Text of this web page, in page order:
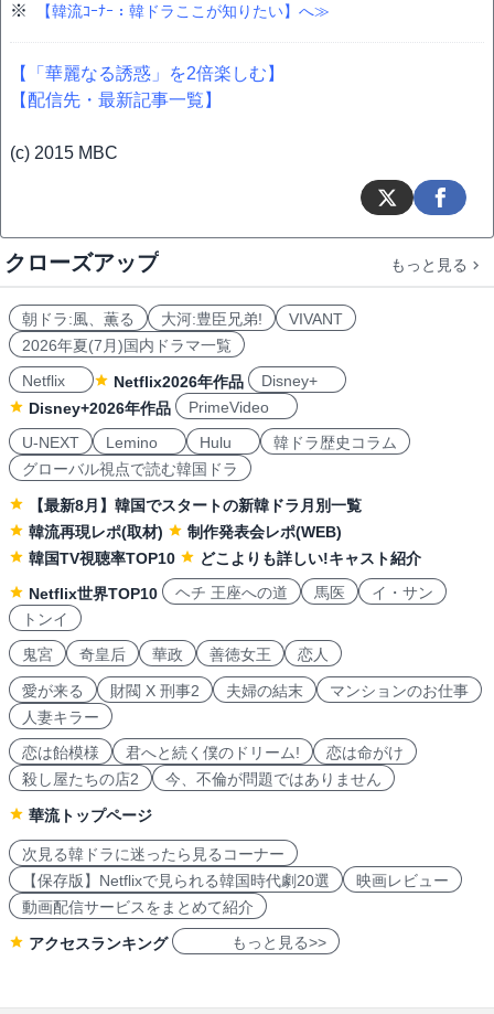
※ 【韓流ｺｰﾅｰ：韓ドラここが知りたい】へ≫
【「華麗なる誘惑」を2倍楽しむ】
【配信先・最新記事一覧】
(c) 2015 MBC
クローズアップ もっと見る
朝ドラ:風、薫る 大河:豊臣兄弟!
VIVANT
2026年夏(7月)国内ドラマ一覧
Netflix
Netflix2026年作品
Disney+
Disney+2026年作品
PrimeVideo
U-NEXT
Lemino Hulu
韓ドラ歴史コラム
グローバル視点で読む韓国ドラ
【最新8月】韓国でスタートの新韓ドラ月別一覧
韓流再現レポ(取材)
制作発表会レポ(WEB)
韓国TV視聴率TOP10
どこよりも詳しい!キャスト紹介
Netflix世界TOP10
ヘチ 王座への道 馬医
イ・サン
トンイ
鬼宮
奇皇后 華政 善徳女王 恋人
愛が来る 財閥 X 刑事2 夫婦の結末
マンションのお仕事
人妻キラー
恋は飴模様
君へと続く僕のドリーム!
恋は命がけ
殺し屋たちの店2
今、不倫が問題ではありません
華流トップページ
次見る韓ドラに迷ったら見るコーナー
【保存版】Netflixで見られる韓国時代劇20選
映画レビュー
動画配信サービスをまとめて紹介
アクセスランキング もっと見る>>